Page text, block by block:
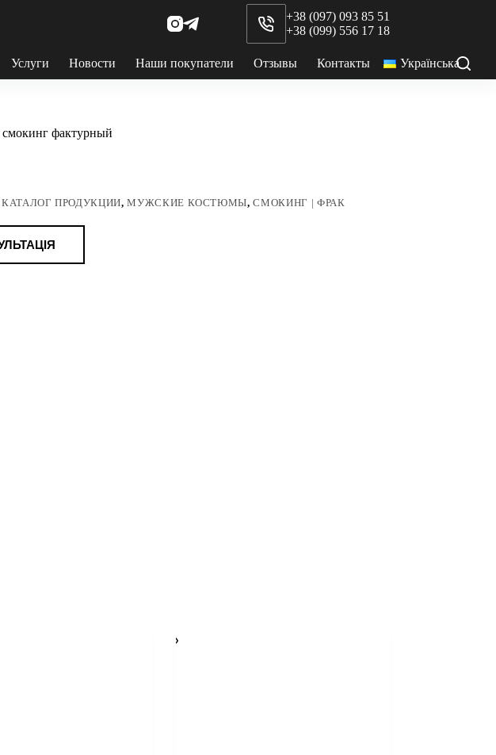
+38 (097) 093 85 51
+38 (099) 556 17 18
Услуги Новости Наши покупатели Отзывы Контакты
Українська
фактурный
КАТАЛОГ ПРОДУКЦИИ,МУЖСКИЕ КОСТЮМЫ,СМОКИНГ | ФРАК